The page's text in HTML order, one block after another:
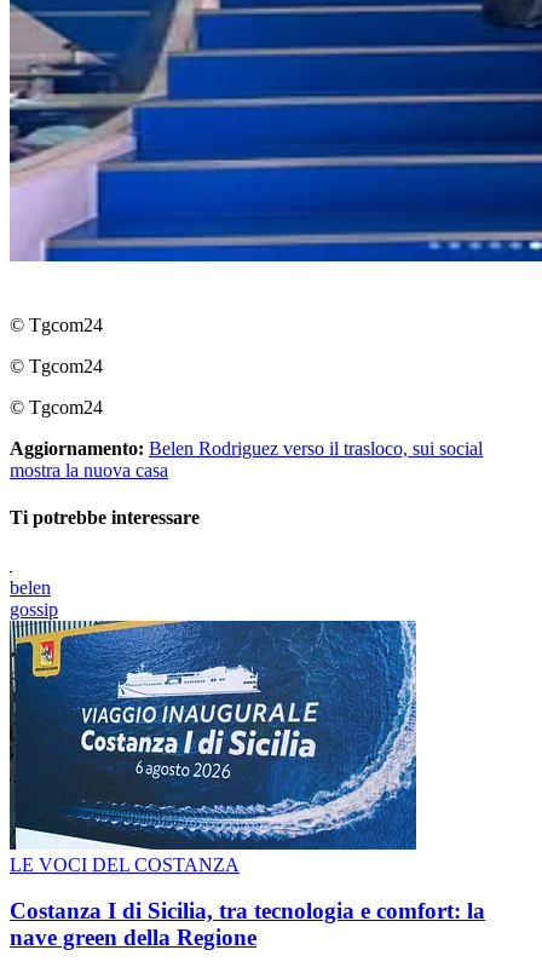
© Tgcom24
© Tgcom24
© Tgcom24
Aggiornamento: Belen Rodriguez verso il trasloco, sui social
mostra la nuova casa
Ti potrebbe interessare
belen
gossip
LE VOCI DEL COSTANZA
Costanza I di Sicilia, tra tecnologia e comfort: la
nave green della Regione